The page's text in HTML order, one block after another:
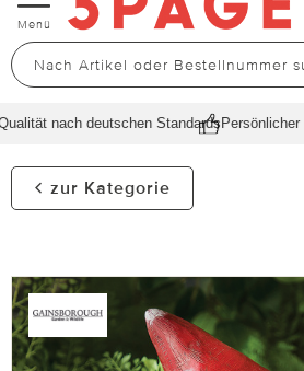
Navigation
umschalten
Menü
nach deutschen StandardsPersönlicher
zur Kategorie